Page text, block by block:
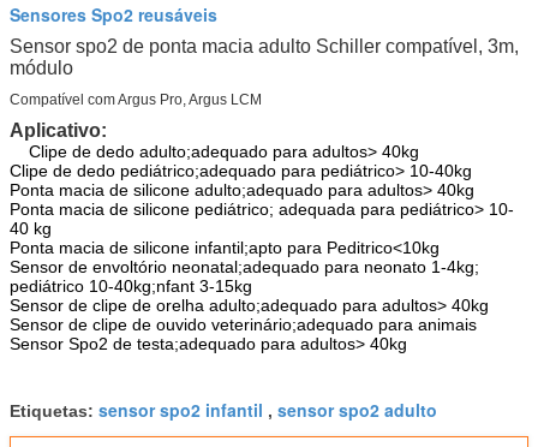
Sensores Spo2 reusáveis
Sensor spo2 de ponta macia adulto Schiller compatível, 3m,
módulo
Compatível com Argus Pro, Argus LCM
Aplicativo:
Clipe de dedo adulto;adequado para adultos> 40kg
Clipe de dedo pediátrico;adequado para pediátrico> 10-40kg
Ponta macia de silicone adulto;adequado para adultos> 40kg
Ponta macia de silicone pediátrico; adequada para pediátrico> 10-
40 kg
Ponta macia de silicone infantil;apto para Peditrico<10kg
Sensor de envoltório neonatal;adequado para neonato 1-4kg;
pediátrico 10-40kg;nfant 3-15kg
Sensor de clipe de orelha adulto;adequado para adultos> 40kg
Sensor de clipe de ouvido veterinário;adequado para animais
Sensor Spo2 de testa;adequado para adultos> 40kg
Etiquetas: sensor spo2 infantil , sensor spo2 adulto